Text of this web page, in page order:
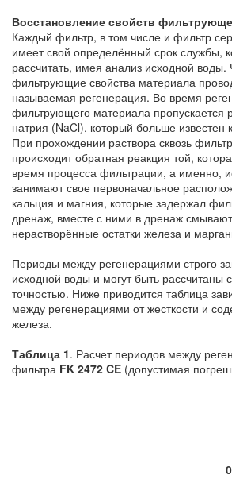
Восстановление свойств
Каждый фильтр, в том числе и фильтр
имеет свой определённый срок службы,
рассчитать, имея анализ исходной воды.
фильтрующие свойства материала
называемая регенерация. Во время
фильтрующего материала пропускается
натрия (NaCl), который больше известен
При прохождении раствора сквозь
происходит обратная реакция той,
время процесса фильтрации, а именно,
занимают свое первоначальное
кальция и магния, которые задержал
дренаж, вместе с ними в дренаж
нерастворённые остатки железа и
Периоды между регенерациями строго
исходной воды и могут быть рассчитаны
точностью. Ниже приводится таблица
между регенерациями от жесткости и
железа.
Таблица 1. Расчет периодов между
фильтра FK 2472 CE (допустимая